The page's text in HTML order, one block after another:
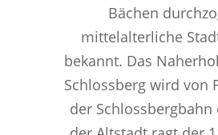
Bächen
mittelalterliche
bekannt. Das
Schlossberg wird von
der